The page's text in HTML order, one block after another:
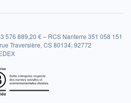
576 889,20 € – RCS Nanterre 351 058 151
Traversière, CS 80134, 92772